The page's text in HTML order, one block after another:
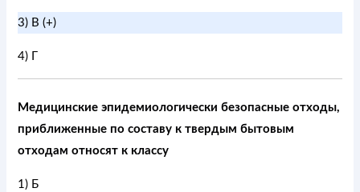
3) В (+)
4) Г
Медицинские эпидемиологически безопасные отходы,
приближенные по составу к твердым бытовым
отходам относят к классу
1) Б